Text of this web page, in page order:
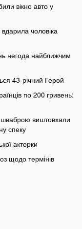
вікно авто у
чоловіка
негода найближчим
43-річний Герой
по 200 гривень:
виштовхали
спеку
акторки
щодо термінів